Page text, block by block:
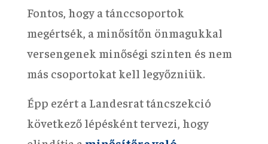
Fontos, hogy a tánccsoportok
megértsék, a minősítőn önmagukkal
versengenek minőségi szinten és nem
más csoportokat kell legyőzniük.
Épp ezért a Landesrat táncszekció
következő lépésként tervezi, hogy